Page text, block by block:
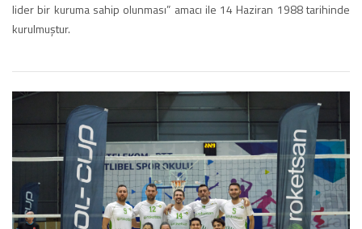
lider bir kuruma sahip olunması” amacı ile 14 Haziran 1988 tarihinde
kurulmuştur.